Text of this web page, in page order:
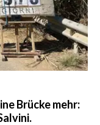
Brücke mehr: